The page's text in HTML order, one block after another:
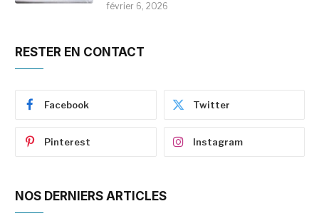
février 6, 2026
RESTER EN CONTACT
Facebook Twitter
Pinterest Instagram
NOS DERNIERS ARTICLES